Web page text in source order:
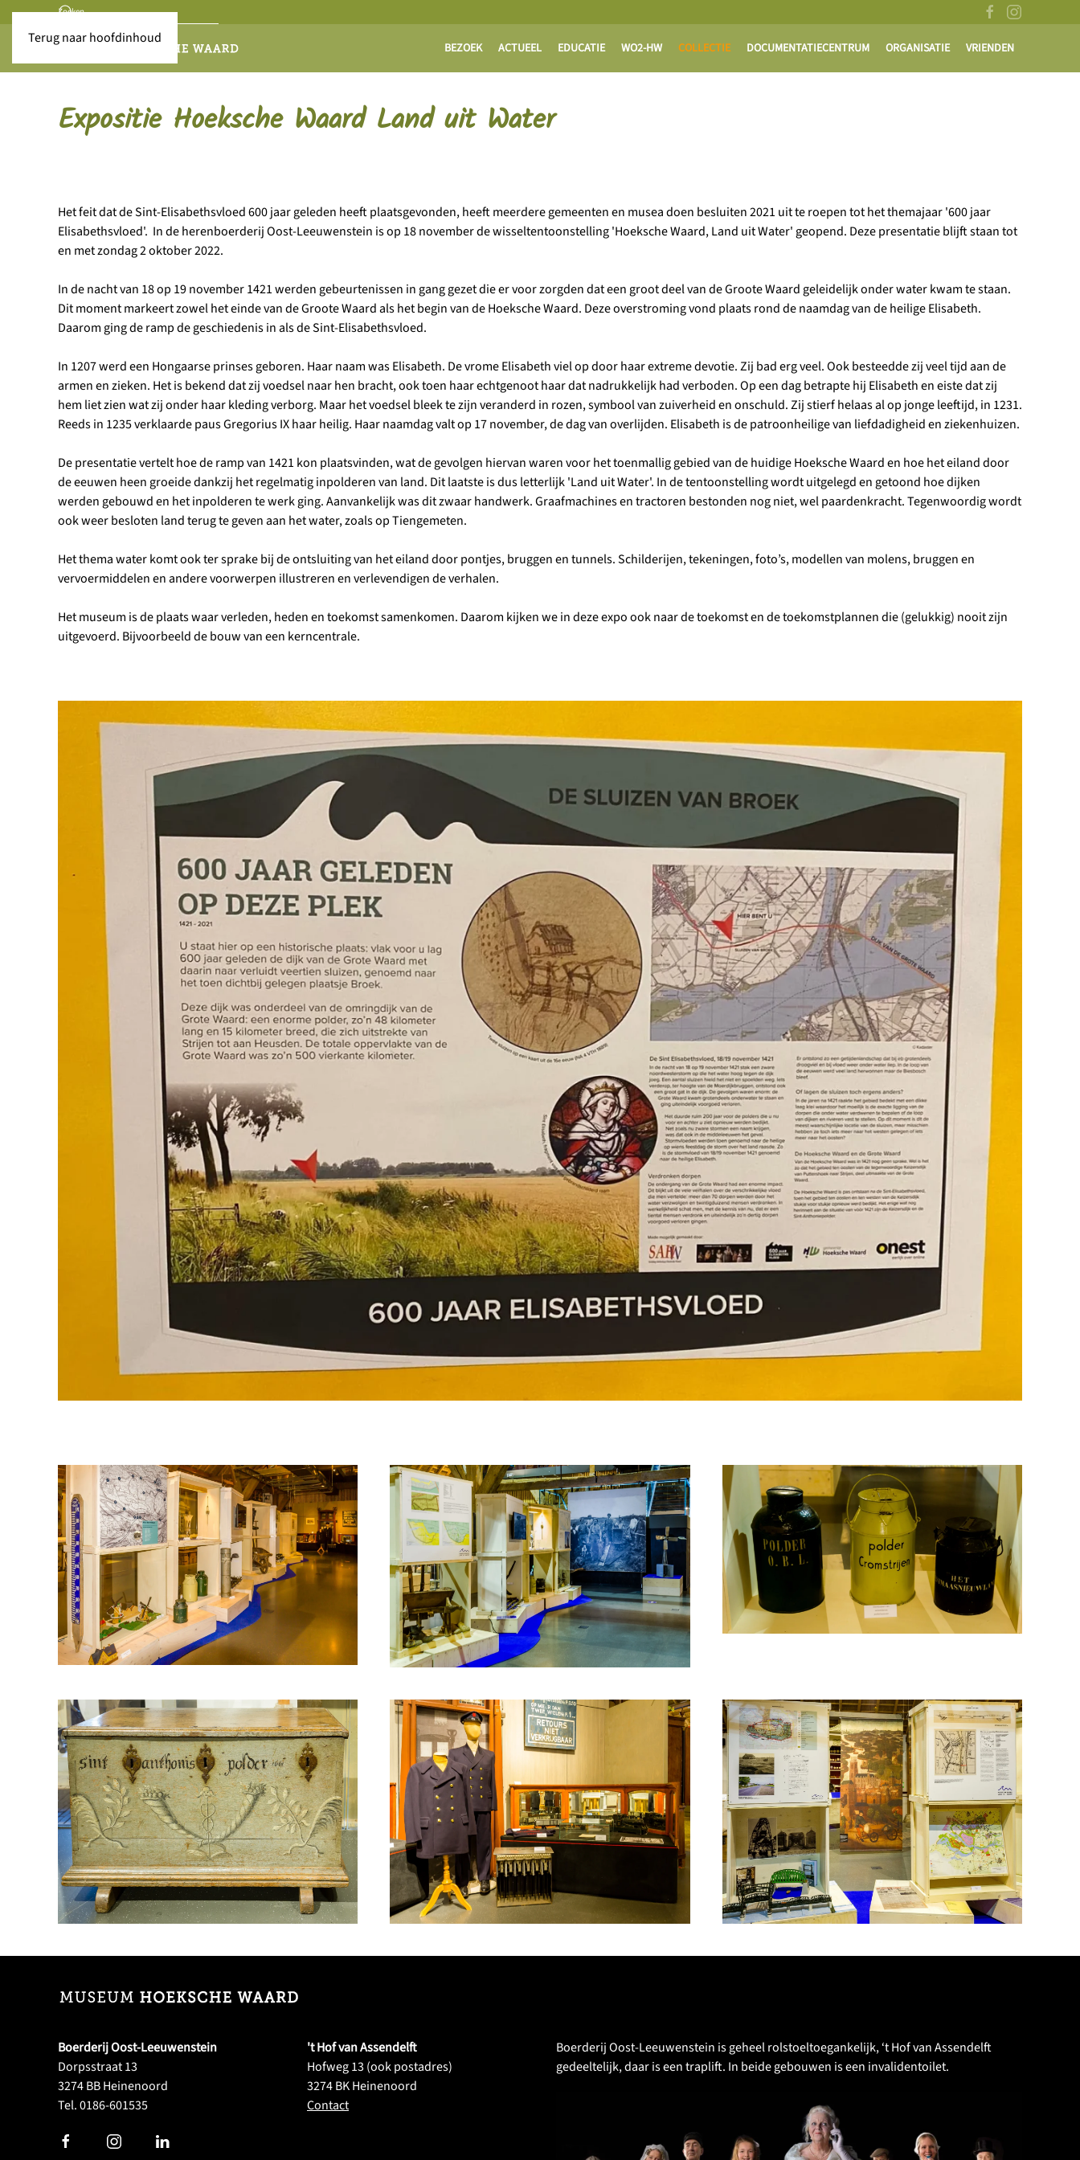
Terug naar hoofdinhoud
BEZOEK ACTUEEL EDUCATIE WO2-HW COLLECTIE DOCUMENTATIECENTRUM ORGANISATIE VRIENDEN
Expositie Hoeksche Waard Land uit Water
Het feit dat de Sint-Elisabethsvloed 600 jaar geleden heeft plaatsgevonden, heeft meerdere gemeenten en musea doen besluiten 2021 uit te roepen tot het themajaar '600 jaar
Elisabethsvloed'. In de herenboerderij Oost-Leeuwenstein is op 18 november de wisseltentoonstelling 'Hoeksche Waard, Land uit Water' geopend. Deze presentatie blijft staan tot
en met zondag 2 oktober 2022.
In de nacht van 18 op 19 november 1421 werden gebeurtenissen in gang gezet die er voor zorgden dat een groot deel van de Groote Waard geleidelijk onder water kwam te staan.
Dit moment markeert zowel het einde van de Groote Waard als het begin van de Hoeksche Waard. Deze overstroming vond plaats rond de naamdag van de heilige Elisabeth.
Daarom ging de ramp de geschiedenis in als de Sint-Elisabethsvloed.
In 1207 werd een Hongaarse prinses geboren. Haar naam was Elisabeth. De vrome Elisabeth viel op door haar extreme devotie. Zij bad erg veel. Ook besteedde zij veel tijd aan de
armen en zieken. Het is bekend dat zij voedsel naar hen bracht, ook toen haar echtgenoot haar dat nadrukkelijk had verboden. Op een dag betrapte hij Elisabeth en eiste dat zij
hem liet zien wat zij onder haar kleding verborg. Maar het voedsel bleek te zijn veranderd in rozen, symbool van zuiverheid en onschuld. Zij stierf helaas al op jonge leeftijd, in 1231.
Reeds in 1235 verklaarde paus Gregorius IX haar heilig. Haar naamdag valt op 17 november, de dag van overlijden. Elisabeth is de patroonheilige van liefdadigheid en ziekenhuizen.
De presentatie vertelt hoe de ramp van 1421 kon plaatsvinden, wat de gevolgen hiervan waren voor het toenmallig gebied van de huidige Hoeksche Waard en hoe het eiland door
de eeuwen heen groeide dankzij het regelmatig inpolderen van land. Dit laatste is dus letterlijk 'Land uit Water'. In de tentoonstelling wordt uitgelegd en getoond hoe dijken
werden gebouwd en het inpolderen te werk ging. Aanvankelijk was dit zwaar handwerk. Graafmachines en tractoren bestonden nog niet, wel paardenkracht. Tegenwoordig wordt
ook weer besloten land terug te geven aan het water, zoals op Tiengemeten.
Het thema water komt ook ter sprake bij de ontsluiting van het eiland door pontjes, bruggen en tunnels. Schilderijen, tekeningen, foto’s, modellen van molens, bruggen en
vervoermiddelen en andere voorwerpen illustreren en verlevendigen de verhalen.
Het museum is de plaats waar verleden, heden en toekomst samenkomen. Daarom kijken we in deze expo ook naar de toekomst en de toekomstplannen die (gelukkig) nooit zijn
uitgevoerd. Bijvoorbeeld de bouw van een kerncentrale.
VERGROOT VERGROOT
VERGROOT
VERGROOT VERGROOT VERGROOT
Boerderij Oost-Leeuwenstein
Dorpsstraat 13
3274 BB Heinenoord
Tel. 0186-601535
't Hof van Assendelft
Hofweg 13 (ook postadres)
3274 BK Heinenoord
Contact
Boerderij Oost-Leeuwenstein is geheel rolstoeltoegankelijk, ‘t Hof van Assendelft
gedeeltelijk, daar is een traplift. In beide gebouwen is een invalidentoilet.